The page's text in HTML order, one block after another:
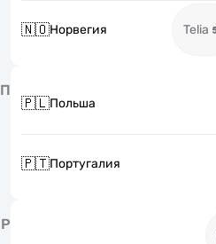
🇳🇴Норвегия Telia
П
🇵🇱Польша
🇵🇹Португалия
Р